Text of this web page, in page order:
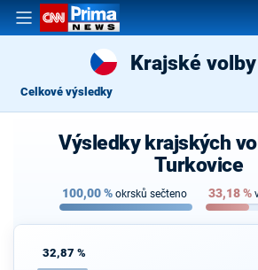
Krajské
Celkové výsledky
Výsledky krajských
Turkovice
100,00% okrsků sečteno 33,18%
32,87 %